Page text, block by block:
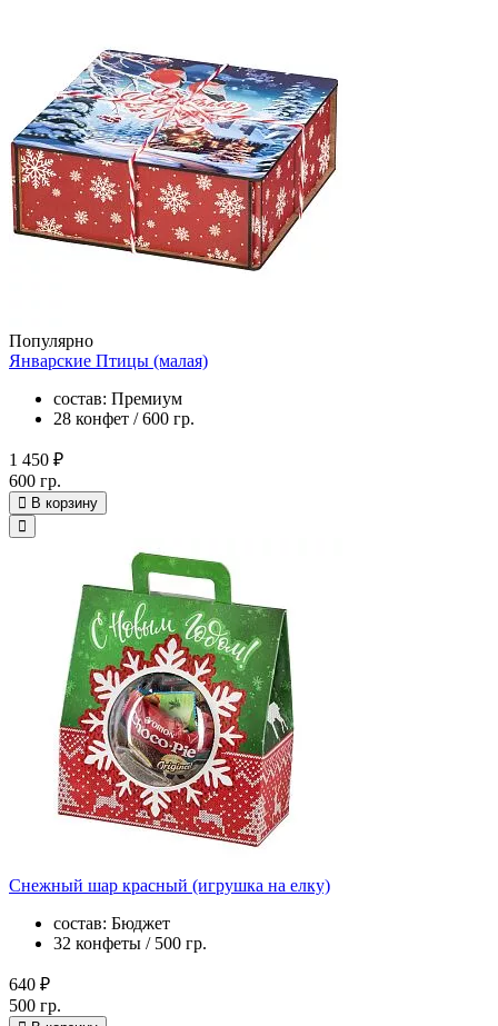
Популярно
Январские Птицы (малая)
состав: Премиум
28 конфет / 600 гр.
1 450 ₽
600 гр.
В корзину
Снежный шар красный (игрушка на елку)
состав: Бюджет
32 конфеты / 500 гр.
640 ₽
500 гр.